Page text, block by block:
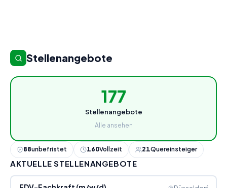
Stellenangebote
177
Stellenangebote
Alle ansehen
88unbefristet 160Vollzeit 21Quereinsteiger
AKTUELLE STELLENANGEBOTE